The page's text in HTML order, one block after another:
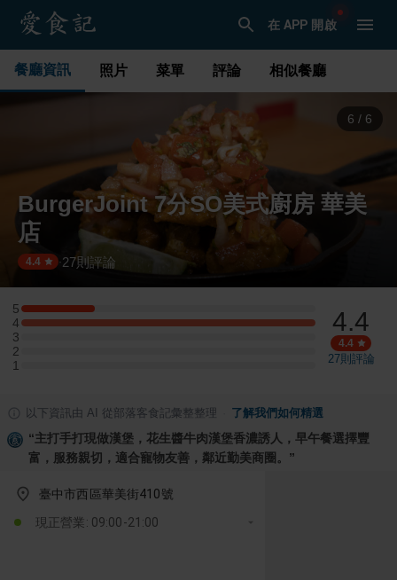
在 APP 開啟
餐廳資訊 照片 菜單 評論 相似餐廳
1 / 6
BurgerJoint 7分SO美式廚房 華美
店
4.4 ·27則評論
5
5 星：1 則評論
4
4 星：4 則評論
3
3 星：0 則評論
2
2 星：0 則評論
1
1 星：0 則評論
4.4
4.4
27則評論
以下資訊由 AI 從部落客食記彙整整理 了解我們如何精選
“主打手打現做漢堡，花生醬牛肉漢堡香濃誘人，早午餐選擇豐
富，服務親切，適合寵物友善，鄰近勤美商圈。 ”
臺中市西區華美街410號
現正營業: 09:00-21:00